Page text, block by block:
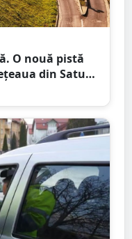
O nouă pistă
din Satu